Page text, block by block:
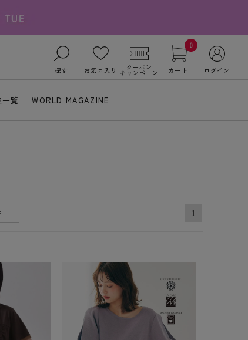
探す お気に入り クーポン
キャンペーン
0
カート ログイン
覧 WORLD MAGAZINE
1